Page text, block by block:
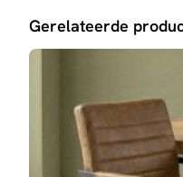
Gerelateerde